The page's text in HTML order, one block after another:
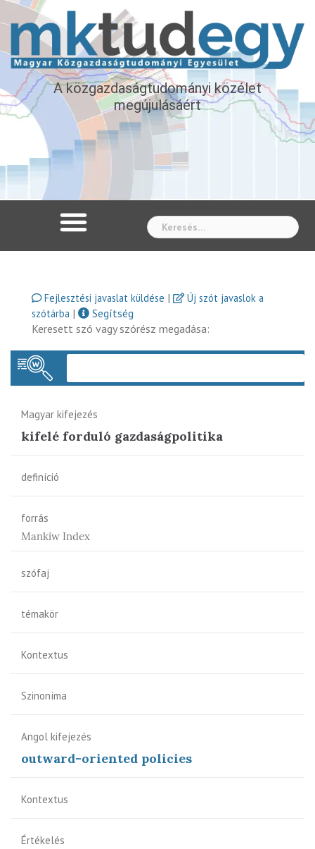
A közgazdaságtudományi közélet
megújulásáért
Fejlesztési javaslat küldése |
Új szót javaslok a
szótárba |
Segítség
Keresett szó vagy szórész megadása:
Magyar kifejezés
kifelé forduló gazdaságpolitika
definíció
forrás
Mankiw Index
szófaj
témakör
Kontextus
Szinoníma
Angol kifejezés
outward-oriented policies
Kontextus
Értékelés